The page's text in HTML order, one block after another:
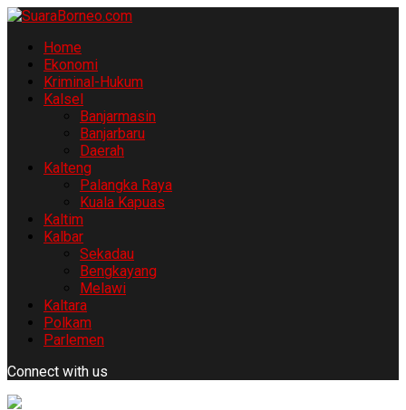
Home
Ekonomi
Kriminal-Hukum
Kalsel
Banjarmasin
Banjarbaru
Daerah
Kalteng
Palangka Raya
Kuala Kapuas
Kaltim
Kalbar
Sekadau
Bengkayang
Melawi
Kaltara
Polkam
Parlemen
Connect with us